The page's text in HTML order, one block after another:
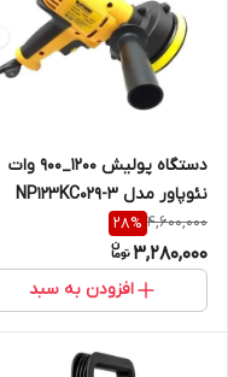
دستگاه پولیش 1200_900 وات
نئوپاور مدل NP123KC029-3
4,600,000
28%
3,280,000
افزودن به سبد